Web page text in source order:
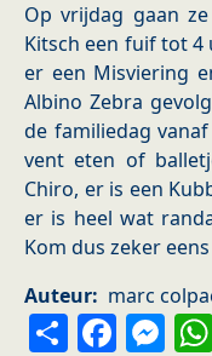
Op vrijdag gaan
Kitsch een fuif tot 4
er een Misviering
Albino Zebra
de familiedag
vent eten of
Chiro, er is een
er is heel wat
Kom dus zeker
Auteur
marc
Share